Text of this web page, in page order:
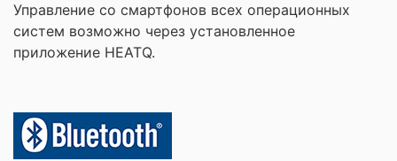
Управление со смартфонов всех операционных
систем возможно через установленное
приложение HEATQ.